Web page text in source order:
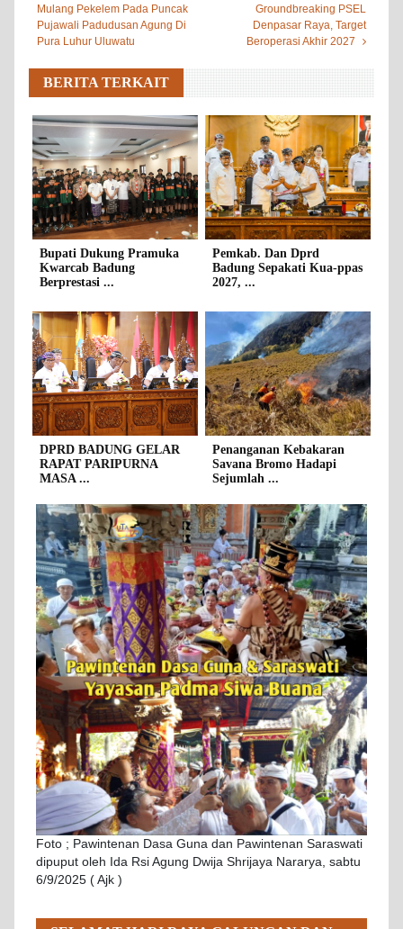
Mulang Pekelem Pada Puncak
Pujawali Padudusan Agung Di
Pura Luhur Uluwatu
Groundbreaking PSEL
Denpasar Raya, Target
Beroperasi Akhir 2027
BERITA TERKAIT
Bupati Dukung Pramuka
Kwarcab Badung
Berprestasi ...
Pemkab. Dan Dprd
Badung Sepakati Kua-ppas
2027, ...
DPRD BADUNG GELAR
RAPAT PARIPURNA
MASA ...
Penanganan Kebakaran
Savana Bromo Hadapi
Sejumlah ...
Foto ; Pawintenan Dasa Guna dan Pawintenan Saraswati
dipuput oleh Ida Rsi Agung Dwija Shrijaya Nararya, sabtu
6/9/2025 ( Ajk )